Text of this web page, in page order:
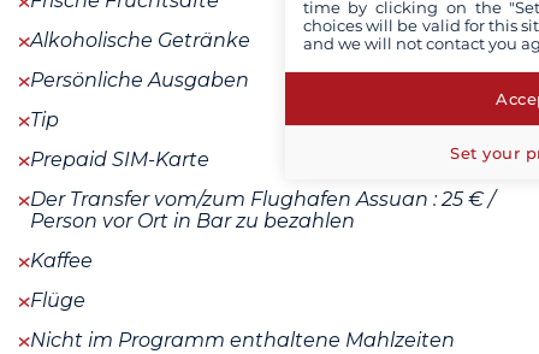
Alkoholische Getränke
Persönliche Ausgaben
Tip
Prepaid SIM-Karte
Der Transfer vom/zum Flughafen Assuan : 25 € /
Person vor Ort in Bar zu bezahlen
Kaffee
Flüge
Nicht im Programm enthaltene Mahlzeiten
time by clicking on the
choices will be valid for this
and we will not contact you
Set your